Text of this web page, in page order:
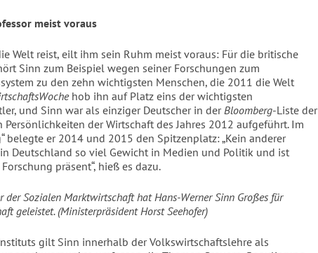
meist voraus
Welt reist, eilt ihm sein Ruhm meist voraus: Für die britische
Sinn zum Beispiel wegen seiner Forschungen zum
zu den zehn wichtigsten Menschen, die 2011 die Welt
hob ihn auf Platz eins der wichtigsten
und Sinn war als einziger Deutscher in derBloomberg-Liste der
der Wirtschaft des Jahres 2012 aufgeführt. Im
belegte er 2014 und 2015 den Spitzenplatz: „Kein anderer
Deutschland so viel Gewicht in Medien und Politik und ist
präsent“, hieß es dazu.
der Sozialen Marktwirtschaft hat Hans-Werner Sinn Großes für
geleistet. (Ministerpräsident Horst Seehofer)
gilt Sinn innerhalb der Volkswirtschaftslehre als